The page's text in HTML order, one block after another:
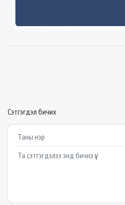
Сэтгэгдэл бичих
Example textarea